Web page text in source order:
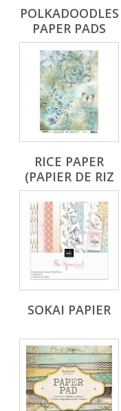
POLKADOODLES
PAPER PADS
RICE PAPER
(PAPIER DE RIZ
SOKAI PAPIER